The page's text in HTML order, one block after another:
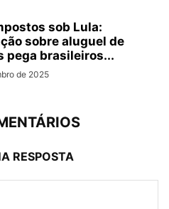
sob Lula:
sobre aluguel de
pega brasileiros...
de 2025
RESPOSTA